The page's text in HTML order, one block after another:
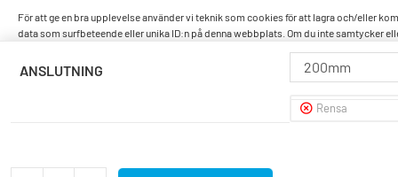
För att ge en bra upplevelse använder vi teknik som cookies för att lagra och/eller
data som surfbeteende eller unika ID:n på denna webbplats. Om du inte samtycker
ANSLUTNING 200mm
Rensa